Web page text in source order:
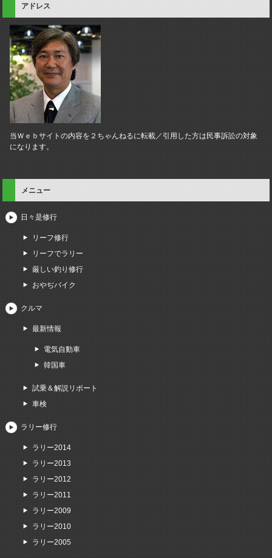
アドレス
当Ｗｅｂサイトの内容を２ちゃんねるに転載／引用した方は民事訴訟の対象
になります。
メニュー
日々是修行
リーフ修行
リーフでラリー
厳しい釣り修行
おやぢバイク
クルマ
最新情報
電気自動車
韓国車
試乗＆解説リポート
車検
ラリー修行
ラリー2014
ラリー2013
ラリー2012
ラリー2011
ラリー2009
ラリー2010
ラリー2005